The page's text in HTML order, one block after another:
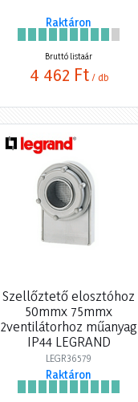
Raktáron
Bruttó listaár
4 462 Ft / db
Szellőztető elosztóhoz
50mmx 75mmx
2ventilátorhoz műanyag
IP44 LEGRAND
LEGR36579
Raktáron